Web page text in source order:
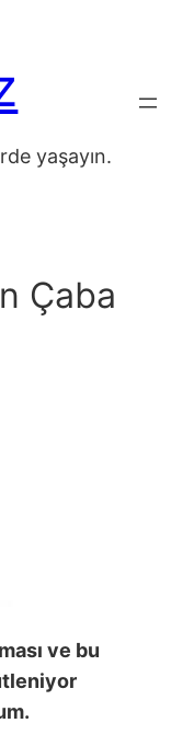
yaşayın.
Çaba
ve bu